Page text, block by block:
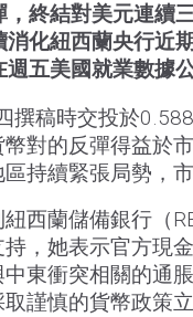
終結對美元連續
化紐西蘭央行近
五美國就業數據
撰稿時交投於
對的反彈得益於
持續緊張局勢，市
西蘭儲備銀行（
，她表示官方現
東衝突相關的通
謹慎的貨幣政策